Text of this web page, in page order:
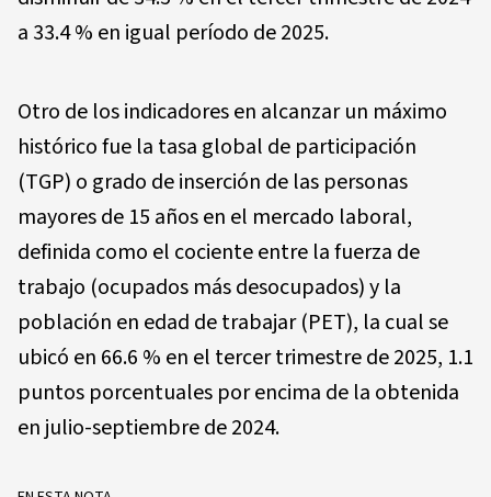
a 33.4 % en igual período de 2025.
Otro de los indicadores en alcanzar un máximo
histórico fue la tasa global de participación
(TGP) o grado de inserción de las personas
mayores de 15 años en el mercado laboral,
definida como el cociente entre la fuerza de
trabajo (ocupados más desocupados) y la
población en edad de trabajar (PET), la cual se
ubicó en 66.6 % en el tercer trimestre de 2025, 1.1
puntos porcentuales por encima de la obtenida
en julio-septiembre de 2024.